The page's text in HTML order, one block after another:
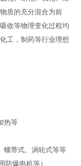
质的充分混合为前
收等物理变化过程均
工，制药等行业理想
热等
螺带式、涡轮式等等
防爆电机等）